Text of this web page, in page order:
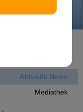
Aktuelle News
Mediathek